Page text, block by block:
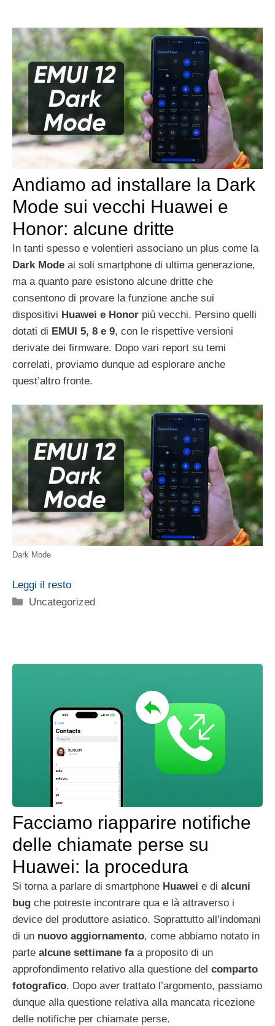
Andiamo ad installare la Dark
Mode sui vecchi Huawei e
Honor: alcune dritte
In tanti spesso e volentieri associano un plus come la
Dark Mode ai soli smartphone di ultima generazione,
ma a quanto pare esistono alcune dritte che
consentono di provare la funzione anche sui
dispositivi Huawei e Honor più vecchi. Persino quelli
dotati di EMUI 5, 8 e 9, con le rispettive versioni
derivate dei firmware. Dopo vari report su temi
correlati, proviamo dunque ad esplorare anche
quest’altro fronte.
Dark Mode
Leggi il resto
Categorie
Uncategorized
Facciamo riapparire notifiche
delle chiamate perse su
Huawei: la procedura
Si torna a parlare di smartphone Huawei e di alcuni
bug che potreste incontrare qua e là attraverso i
device del produttore asiatico. Soprattutto all’indomani
di un nuovo aggiornamento, come abbiamo notato in
parte alcune settimane faa proposito di un
approfondimento relativo alla questione del comparto
fotografico. Dopo aver trattato l’argomento, passiamo
dunque alla questione relativa alla mancata ricezione
delle notifiche per chiamate perse.